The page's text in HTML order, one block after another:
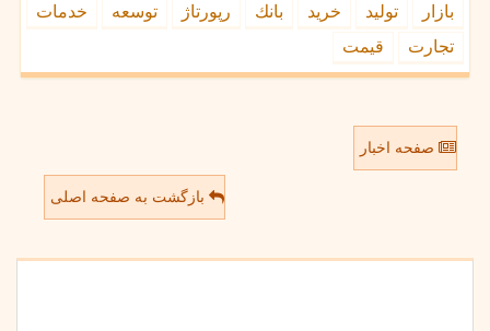
بازار تولید خرید بانك رپورتاژ توسعه
خدمات
تجارت
قیمت
صفحه اخبار
بازگشت به صفحه اصلی